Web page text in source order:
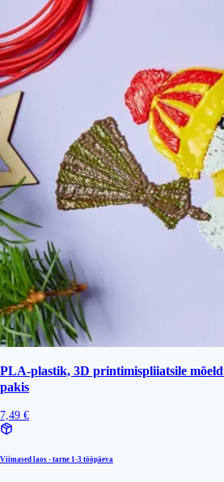
PLA-plastik, 3D printimispliiatsile
pakis
7,49 €
Viimased laos - tarne 1-3 tööpäeva